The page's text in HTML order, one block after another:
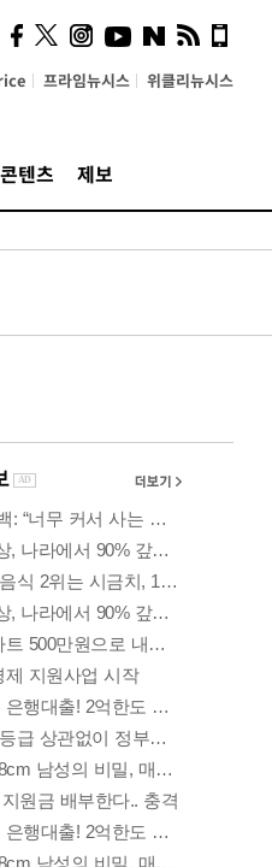
프라임뉴시스 위클리뉴시스
텐츠 제보
계…'고급 가요'의 주체적
영토